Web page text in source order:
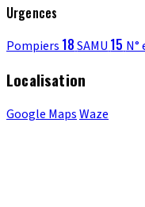
Urgences
Pompiers 18SAMU 15 N°
Localisation
Google MapsWaze